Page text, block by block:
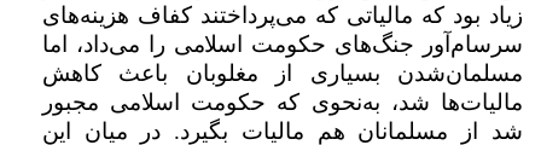
زیاد بود که مالیاتی که می‌پرداختند کفاف هزینه‌های
سرسام‌آور جنگ‌های حکومت اسلامی را می‌داد، اما
مسلمان‌شدن بسیاری از مغلوبان باعث کاهش
مالیات‌ها شد، به‌نحوی که حکومت اسلامی مجبور
شد از مسلمانان هم مالیات بگیرد. در میان این